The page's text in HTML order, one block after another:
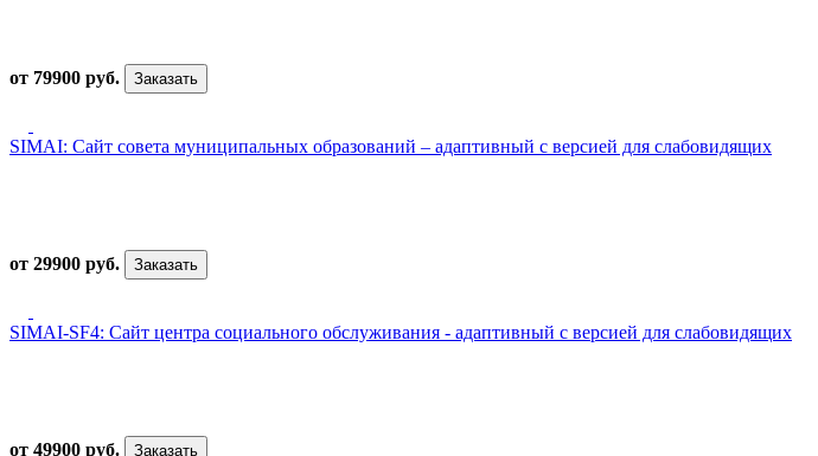
от 79900 руб. Заказать
SIMAI: Сайт совета муниципальных образований – адаптивный с версией для слабовидящих
от 29900 руб. Заказать
SIMAI-SF4: Сайт центра социального обслуживания - адаптивный с версией для слабовидящих
от 49900 руб. Заказать